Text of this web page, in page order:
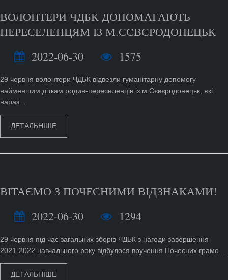
ВОЛОНТЕРИ ЧДБК ДОПОМАГАЮТЬ
ПЕРЕСЕЛЕНЦЯМ ІЗ М.СЄВЄРОДОНЕЦЬК
2022-06-30
1575
29 червня волонтери ЧДБК відвезли гуманітарну допомогу
найменшим діткам родин-переселенців із м.Сєвєродонецьк, які
нараз...
ДЕТАЛЬНІШЕ
ВІТАЄМО З ПОЧЕСНИМИ ВІДЗНАКАМИ!
2022-06-30
1294
29 червня під час загальних зборів ЧДБК з нагоди завершення
2021-2022 навчального року відбулося вручення Почесних грамо...
ДЕТАЛЬНІШЕ